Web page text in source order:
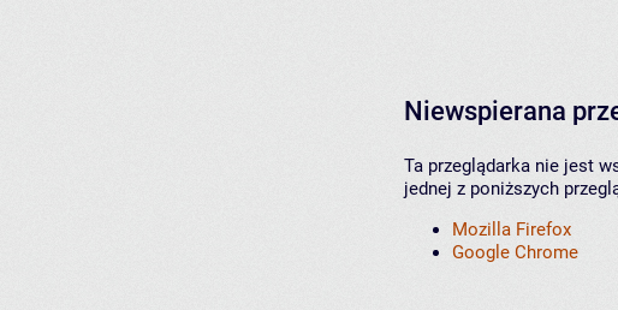
Niewspierana
Ta przeglądarka nie jest
jednej z poniższych
Mozilla Firefox
Google Chrome